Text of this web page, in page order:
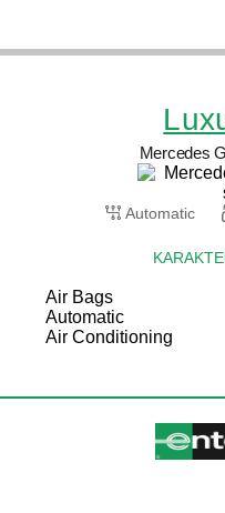
Mercedes
Automatic
Air Bags
Automatic
Air Conditioning